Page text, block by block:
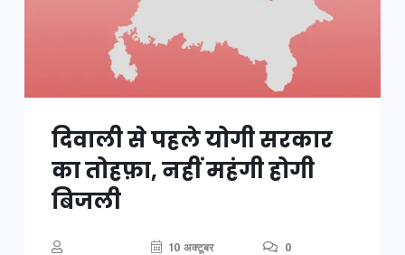
दिवाली से पहले योगी सरकार
का तोहफ़ा, नहीं महंगी होगी
बिजली
10 अक्टूबर
0